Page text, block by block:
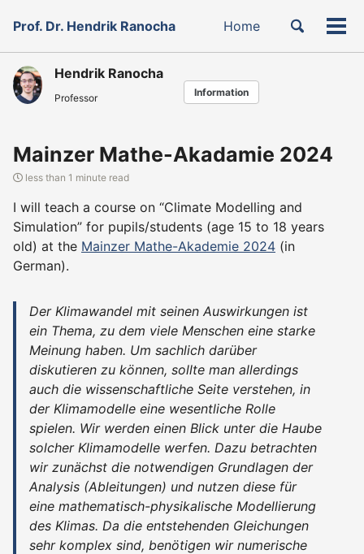
links
primary
navigation
content
footer
Prof. Dr. Hendrik Ranocha Home
Toggle
Hendrik Ranocha
Professor Information
Mainzer Mathe-Akadamie 2024
less than 1 minute read
I will teach a course on “Climate Modelling and
Simulation” for pupils/students (age 15 to 18 years
old) at the Mainzer Mathe-Akademie 2024 (in
German).
Der Klimawandel mit seinen Auswirkungen ist
ein Thema, zu dem viele Menschen eine starke
Meinung haben. Um sachlich darüber
diskutieren zu können, sollte man allerdings
auch die wissenschaftliche Seite verstehen, in
der Klimamodelle eine wesentliche Rolle
spielen. Wir werden einen Blick unter die Haube
solcher Klimamodelle werfen. Dazu betrachten
wir zunächst die notwendigen Grundlagen der
Analysis (Ableitungen) und nutzen diese für
eine mathematisch-physikalische Modellierung
des Klimas. Da die entstehenden Gleichungen
sehr komplex sind, benötigen wir numerische